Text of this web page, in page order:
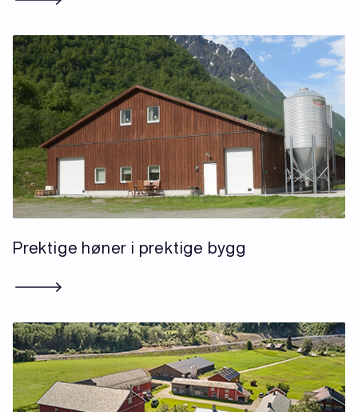
Prektige høner i prektige bygg